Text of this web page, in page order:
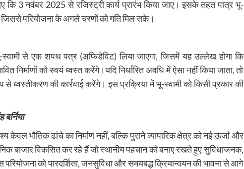
कि 3 नवंबर 2025 से रजिस्ट्री कार्य प्रारंभ किया जाए। इसके तहत पात्र भू-
जिससे परियोजना के अगले चरणों को गति मिल सके।
से एक शपथ पत्र (अफिडेविट) लिया जाएगा, जिसमें यह उल्लेख होगा कि
निर्माणों को स्वयं ध्वस्त करेंगे।यदि निर्धारित अवधि में ऐसा नहीं किया जाता, तो
ध्वस्तीकरण की कार्रवाई करेंगे। इस प्रक्रिया में भू-स्वामी को किसी प्रकार की
केवल भौतिक ढांचे का निर्माण नहीं, बल्कि पुराने व्यापारिक क्षेत्र को नई ऊर्जा और
बाजार विकसित कर रहे हैं जो स्थानीय पहचान को बनाए रखते हुए सुविधाजनक,
को पारदर्शिता, जनसुविधा और समयबद्ध क्रियान्वयन की भावना से आगे